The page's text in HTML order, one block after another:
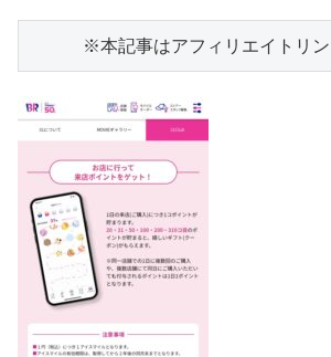
※本記事はアフィリエイトリン